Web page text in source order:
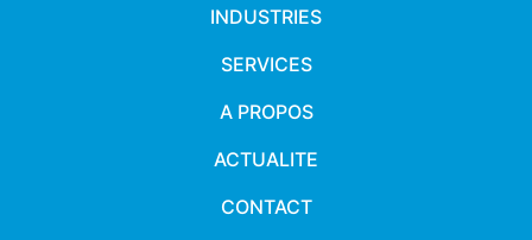
INDUSTRIES
SERVICES
A PROPOS
ACTUALITE
CONTACT